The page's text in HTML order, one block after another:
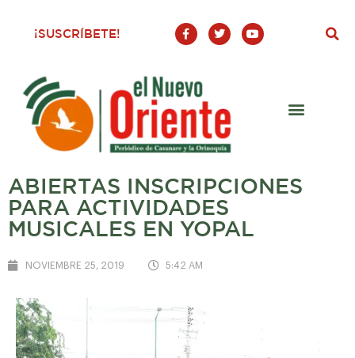
¡SUSCRÍBETE!
F
a
c
o
o
-
T
w
i
Y
o
u
ABIERTAS INSCRIPCIONES
PARA ACTIVIDADES
MUSICALES EN YOPAL
NOVIEMBRE 25, 2019 5:42 AM